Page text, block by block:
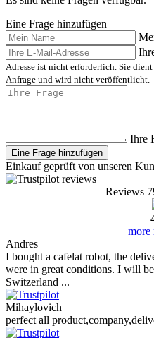
Eine Frage hinzufügen
Adresse ist nicht erforderlich. Sie
Anfrage und wird nicht veröffentlicht.
Ihre
Eine Frage hinzufügen
Einkauf geprüft von unseren
Reviews
more
Andres
I bought a cafelat robot, the
were in great conditions. I will
Switzerland ...
Mihaylovich
perfect all